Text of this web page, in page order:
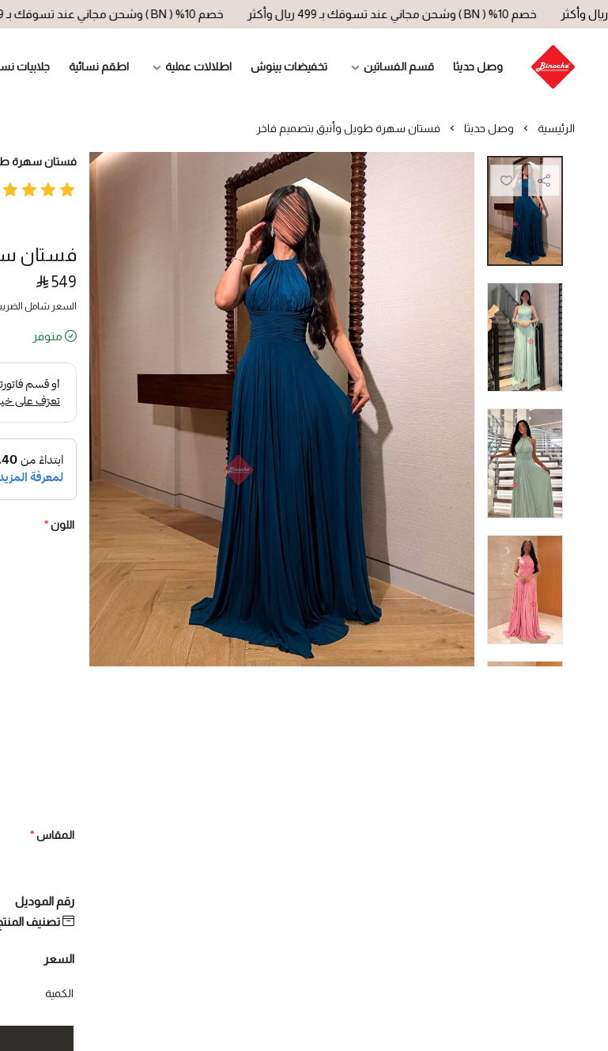
خصم 10% ( BN ) وشحن مجاني عند تسوقك بـ 499 ريال وأكثر خصم 10% ( BN ) وشحن مجاني عند تسوقك بـ 499 ريال وأكثر
وصل حديثا قسم الفساتين تخفيضات بينوش اطلالات عملية اطقم نسائية جلابيات
الرئيسية وصل حديثا فستان سهرة طويل وأنيق بتصميم فاخر
فستان
فستان سهرة
549
السعر شامل
متوفر
اللون*
المقاس*
رقم الموديل
تصنيف
السعر
الكمية